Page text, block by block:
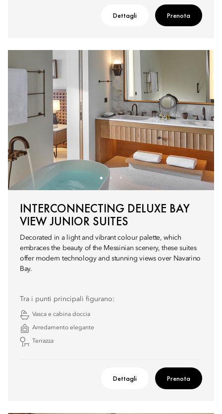
Dettagli Prenota
INTERCONNECTING DELUXE BAY
VIEW JUNIOR SUITES
Decorated in a light and vibrant colour palette, which
embraces the beauty of the Messinian scenery, these suites
offer modern technology and stunning views over Navarino
Bay.
Tra i punti principali figurano:
Vasca e cabina doccia
Arredamento elegante
Terrazza
Dettagli Prenota